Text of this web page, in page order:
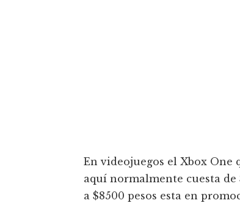
En videojuegos el Xbox One
aquí normalmente cuesta de
a $8500 pesos esta en